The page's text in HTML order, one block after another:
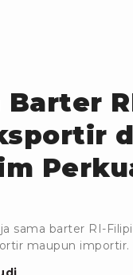
Barter
sama barter RI-
maupun importir.